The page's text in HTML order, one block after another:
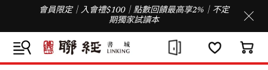
會員限定｜入會禮$100｜點數回饋最高享2%｜不定
期獨家試讀本